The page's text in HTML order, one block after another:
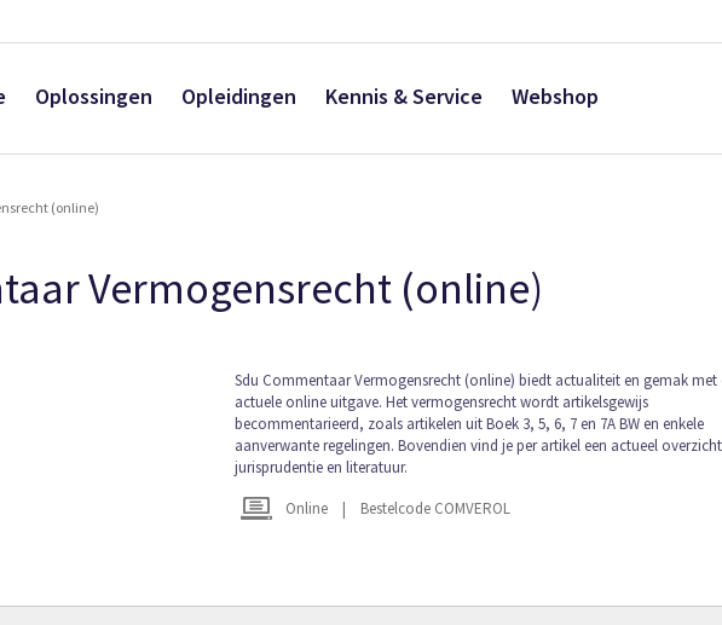
Oplossingen Opleidingen Kennis & Service Webshop
(online)
Vermogensrecht (online)
Online | Bestelcode COMVEROL
Ga
naar
het
begin
van
afbeeldingen-
Sdu Commentaar Vermogensrecht (online) biedt actualiteit en gemak met
actuele online uitgave. Het vermogensrecht wordt artikelsgewijs
becommentarieerd, zoals artikelen uit Boek 3, 5, 6, 7 en 7A BW en enkele
aanverwante regelingen. Bovendien vind je per artikel een actueel
jurisprudentie en literatuur.